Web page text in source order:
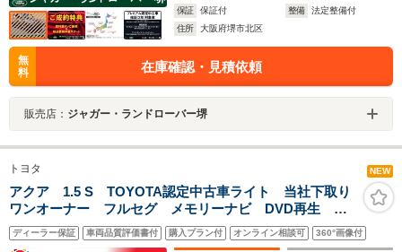
保証
保証付 整備
法定整備付
住所
大阪府堺市北区
無
料
在庫確認・見積依頼
販売店： ジャガー・ランドローバー堺
トヨタ NEW
アクア 1.5 S TOYOTA認定中古車ライト 当社下取り
ワンオーナー フルセグ メモリーナビ DVD再生 バ
ックカメラ 衝突被害軽減システム ETC ドラレコ
LEDヘッドランプ ワンオーナー 記録簿
ディーラー保証 車両品質評価書付 購入プラン付 オンライン相談可 360°画像付